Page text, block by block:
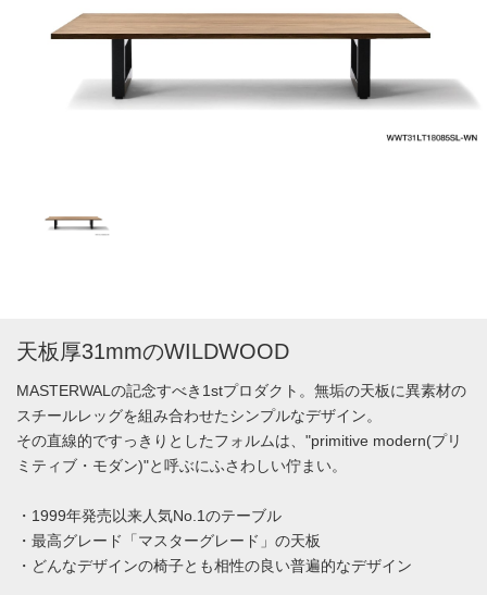
天板厚31mmのWILDWOOD
MASTERWALの記念すべき1stプロダクト。無垢の天板に異素材の
スチールレッグを組み合わせたシンプルなデザイン。
その直線的ですっきりとしたフォルムは、"primitive modern(プリ
ミティブ・モダン)"と呼ぶにふさわしい佇まい。
・1999年発売以来人気No.1のテーブル
・最高グレード「マスターグレード」の天板
・どんなデザインの椅子とも相性の良い普遍的なデザイン